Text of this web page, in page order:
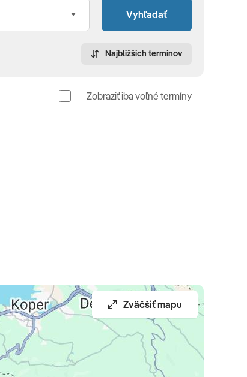
Vyhľadať
Najbližších termínov
Zobraziť iba voľné termíny
Zväčšiť mapu